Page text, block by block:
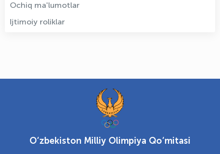
Ochiq ma'lumotlar
Ijtimoiy roliklar
O‘zbekiston Milliy Olimpiya Qo‘mitasi